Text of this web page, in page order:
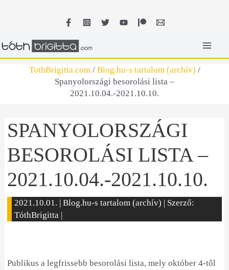
TothBrigitta.com/ Blog.hu-s tartalom (archív) /
Spanyolországi besorolási lista –
2021.10.04.-2021.10.10.
SPANYOLORSZÁGI
BESOROLÁSI LISTA –
2021.10.04.-2021.10.10.
2021.10.01. |Blog.hu-s tartalom (archív) | Szerző:
TóthBrigitta |
Publikus a legfrissebb besorolási lista, mely október 4-től